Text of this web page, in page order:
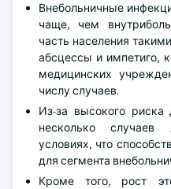
Внебольничные
чаще, чем
часть населения
абсцессы и импетиго,
медицинских
числу случаев.
Из-за высокого риска
несколько случаев
условиях, что
для сегмента
Кроме того, рост